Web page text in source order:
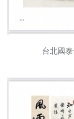
台北國